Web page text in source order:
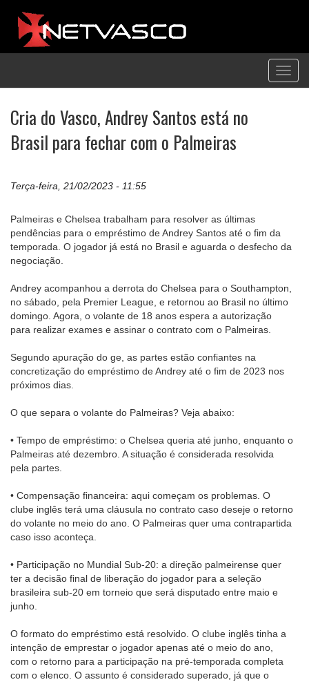
Cria do Vasco, Andrey Santos está no
Brasil para fechar com o Palmeiras
Terça-feira, 21/02/2023 - 11:55
Palmeiras e Chelsea trabalham para resolver as últimas
pendências para o empréstimo de Andrey Santos até o fim da
temporada. O jogador já está no Brasil e aguarda o desfecho da
negociação.
Andrey acompanhou a derrota do Chelsea para o Southampton,
no sábado, pela Premier League, e retornou ao Brasil no último
domingo. Agora, o volante de 18 anos espera a autorização
para realizar exames e assinar o contrato com o Palmeiras.
Segundo apuração do ge, as partes estão confiantes na
concretização do empréstimo de Andrey até o fim de 2023 nos
próximos dias.
O que separa o volante do Palmeiras? Veja abaixo:
• Tempo de empréstimo: o Chelsea queria até junho, enquanto o
Palmeiras até dezembro. A situação é considerada resolvida
pela partes.
• Compensação financeira: aqui começam os problemas. O
clube inglês terá uma cláusula no contrato caso deseje o retorno
do volante no meio do ano. O Palmeiras quer uma contrapartida
caso isso aconteça.
• Participação no Mundial Sub-20: a direção palmeirense quer
ter a decisão final de liberação do jogador para a seleção
brasileira sub-20 em torneio que será disputado entre maio e
junho.
O formato do empréstimo está resolvido. O clube inglês tinha a
intenção de emprestar o jogador apenas até o meio do ano,
com o retorno para a participação na pré-temporada completa
com o elenco. O assunto é considerado superado, já que o